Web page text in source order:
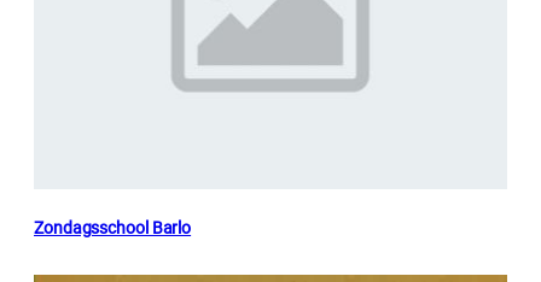
Zondagsschool Barlo